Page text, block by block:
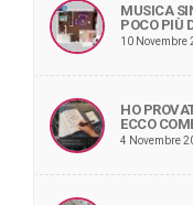
MUSICA
POCO PIÙ
10 Novembre
HO
ECCO
4 Novembre